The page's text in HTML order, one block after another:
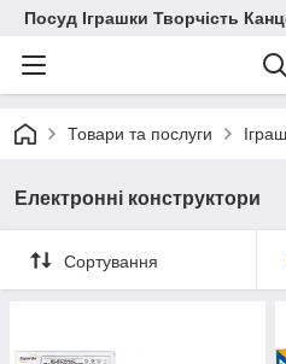
Посуд Іграшки Творчість
Товари та послуги
Електронні конструктори
Сортування